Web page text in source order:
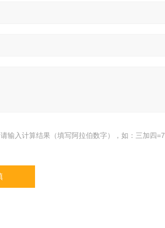
请输入计算结果（填写阿拉伯数字），如：三加四=7